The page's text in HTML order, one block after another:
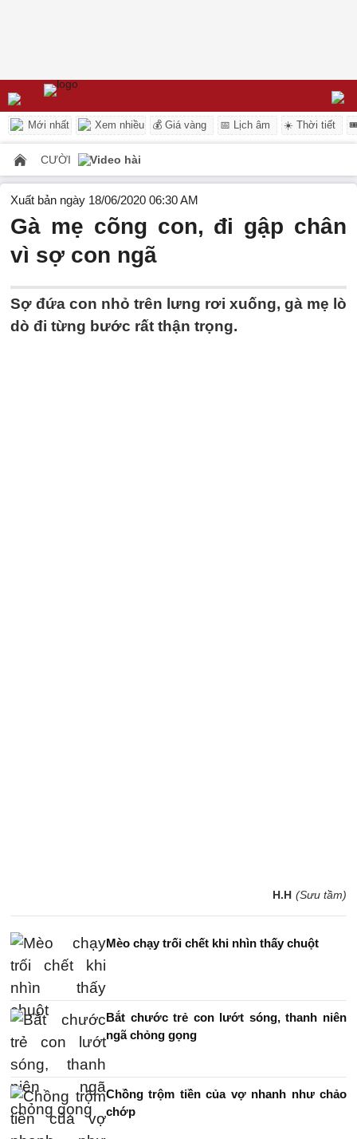
Mới nhất Xem nhiều 💰 Giá vàng 📅 Lịch âm ☀️ Thời tiết
CƯỜI Video hài
Xuất bản ngày 18/06/2020 06:30 AM
Gà mẹ cõng con, đi gập chân
vì sợ con ngã
Sợ đứa con nhỏ trên lưng rơi xuống, gà mẹ lò
dò đi từng bước rất thận trọng.
H.H (Sưu tầm)
Mèo chạy trối chết khi nhìn thấy chuột
Bắt chước trẻ con lướt sóng, thanh niên
ngã chỏng gọng
Chồng trộm tiền của vợ nhanh như chảo
chớp